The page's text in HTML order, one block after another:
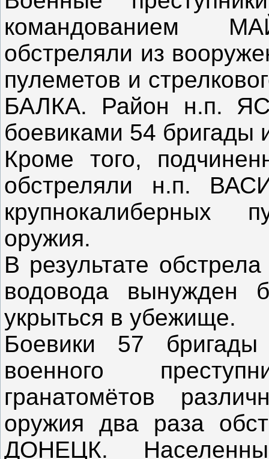
командованием
обстреляли из
пулеметов и
БАЛКА. Район н.п.
боевиками 54 бригады
Кроме того,
обстреляли н.п.
крупнокалиберных
оружия.
В результате
водовода вынужден
укрыться в убежище.
Боевики 57
военного
гранатомётов
оружия два раза
ДОНЕЦК.